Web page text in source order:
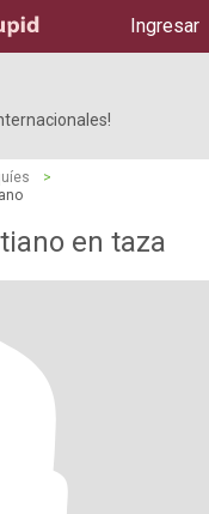
Ingresar
>
en taza